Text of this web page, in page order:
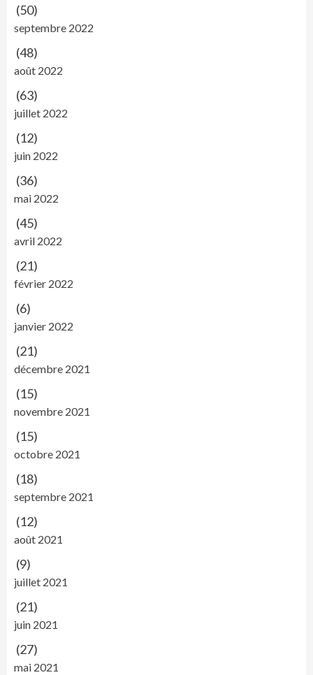
(50)
septembre 2022
(48)
août 2022
(63)
juillet 2022
(12)
juin 2022
(36)
mai 2022
(45)
avril 2022
(21)
février 2022
(6)
janvier 2022
(21)
décembre 2021
(15)
novembre 2021
(15)
octobre 2021
(18)
septembre 2021
(12)
août 2021
(9)
juillet 2021
(21)
juin 2021
(27)
mai 2021